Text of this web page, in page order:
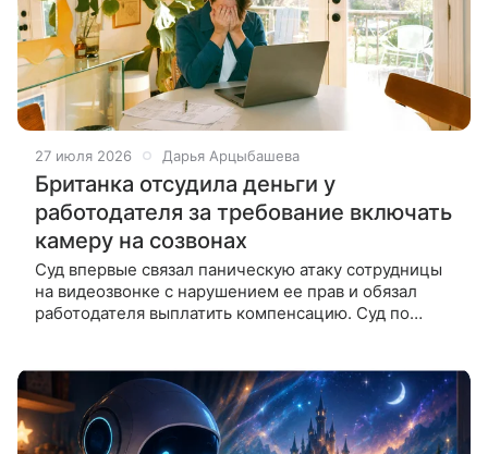
27 июля 2026 Дарья Арцыбашева
Британка отсудила деньги у
работодателя за требование включать
камеру на созвонах
Суд впервые связал паническую атаку сотрудницы
на видеозвонке с нарушением ее прав и обязал
работодателя выплатить компенсацию. Суд по